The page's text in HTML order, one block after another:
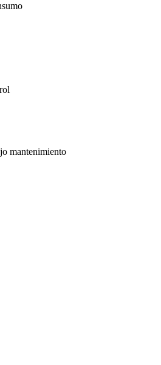
mantenimiento